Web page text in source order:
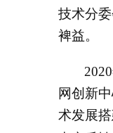
技术分
裨益。
2020
网创新
术发展